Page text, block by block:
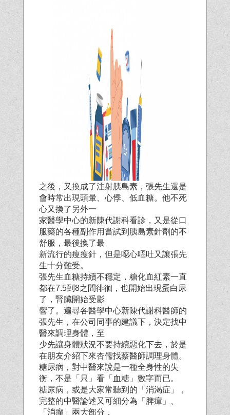
之後，又換成了注射胰島素，張先生還是
會時常出現頭暈、心悸、低血糖。他不死
心又換了另外一
家醫學中心的新陳代謝科看診，又是從口
服藥的各種副作用嘗試到胰島素針劑的不
舒服，最後換了最
新流行的瘦瘦針，但是噁心嘔吐又讓張先
生十分難受。
張先生血糖持續不穩定，糖化血紅素一直
都在7.5到8之間徘徊，也開始出現蛋白尿
了，腎臟開始受影
響了。遍尋各醫學中心新陳代謝科醫師的
張先生，在公司同事的建議下，決定找中
醫來調理身體，至
少先讓身體狀況不要持續惡化下去，於是
在朋友介紹下來杏儒找蔡醫師調理身體。
糖尿病，對中醫來說是一種全身性的失
衡，不是「只」看「血糖」數字而已。
糖尿病，或是大家常聽到的「消渴症」，
完整的中醫論述又可細分為「脾癉」、
「消癉」兩大部分，